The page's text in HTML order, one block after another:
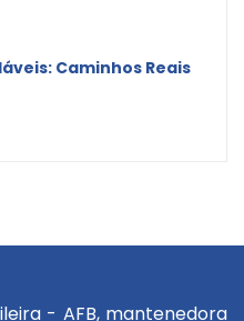
Caminhos Reais
- AFB, mantenedora